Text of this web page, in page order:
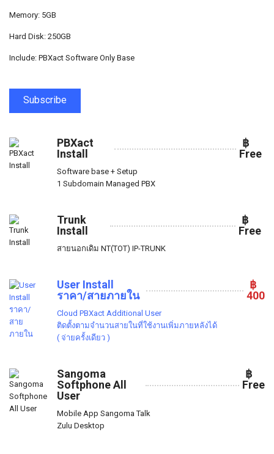
Memory: 5GB
Hard Disk: 250GB
Include: PBXact Software Only Base
Subscribe
PBXact
Install
฿
Free
Software base + Setup
1 Subdomain Managed PBX
Trunk
Install
฿
Free
สายนอกเดิม NT(TOT) IP-TRUNK
User Install
ราคา/สายภายใน
฿
400
Cloud PBXact Additional User
ติดตั้งตามจำนวนสายในที่ใช้งานเพิ่มภายหลังได้
( จ่ายครั้งเดียว )
Sangoma
Softphone All
User
฿
Free
Mobile App Sangoma Talk
Zulu Desktop